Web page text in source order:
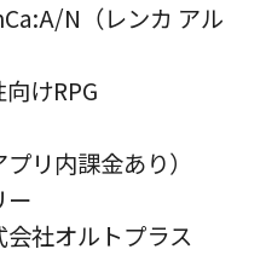
N（レンカ アル
RPG
リ内課金あり）
ー
社オルトプラス